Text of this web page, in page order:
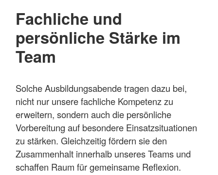
Fachliche und
persönliche Stärke im
Team
Solche Ausbildungsabende tragen dazu bei,
nicht nur unsere fachliche Kompetenz zu
erweitern, sondern auch die persönliche
Vorbereitung auf besondere Einsatzsituationen
zu stärken. Gleichzeitig fördern sie den
Zusammenhalt innerhalb unseres Teams und
schaffen Raum für gemeinsame Reflexion.